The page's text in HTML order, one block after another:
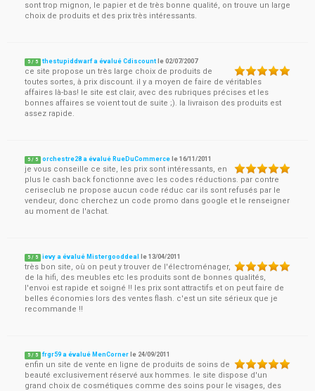
sont trop mignon, le papier et de très bonne qualité, on trouve un large
choix de produits et des prix très intéressants.
5 / 5 thestupiddwarf a évalué Cdiscount le02/07/2007
ce site propose un très large choix de produits de
toutes sortes, à prix discount. il y a moyen de faire de véritables
affaires là-bas! le site est clair, avec des rubriques précises et les
bonnes affaires se voient tout de suite ;). la livraison des produits est
assez rapide.
5 / 5 orchestre28 a évalué RueDuCommerce le16/11/2011
je vous conseille ce site, les prix sont intéressants, en
plus le cash back fonctionne avec les codes réductions. par contre
ceriseclub ne propose aucun code réduc car ils sont refusés par le
vendeur, donc cherchez un code promo dans google et le renseigner
au moment de l'achat.
5 / 5 ievy a évalué Mistergooddeal le13/04/2011
très bon site, où on peut y trouver de l'électroménager,
de la hifi, des meubles etc les produits sont de bonnes qualités,
l'envoi est rapide et soigné !! les prix sont attractifs et on peut faire de
belles économies lors des ventes flash. c'est un site sérieux que je
recommande !!
5 / 5 frgr59 a évalué MenCorner le 24/09/2011
enfin un site de vente en ligne de produits de soins de
beauté exclusivement réservé aux hommes. le site dispose d'un
grand choix de cosmétiques comme des soins pour le visages, des